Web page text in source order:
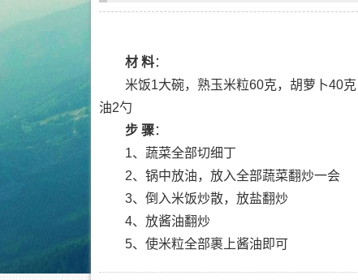
材 料：
米饭1大碗，熟玉米粒60克，胡萝卜40
油2勺
步 骤：
1、蔬菜全部切细丁
2、锅中放油，放入全部蔬菜翻炒一会
3、倒入米饭炒散，放盐翻炒
4、放酱油翻炒
5、使米粒全部裹上酱油即可